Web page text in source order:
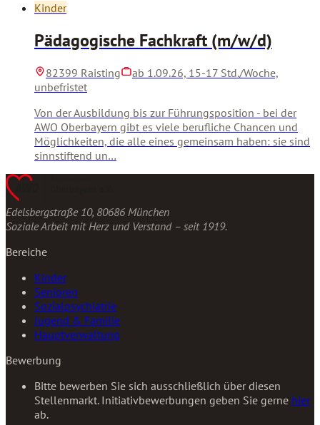
Kinder
Pädagogische Fachkraft (m/w/d)
82399 Raisting
ab 1.09.26, 15-17 Std./Woche,
unbefristet
Von der Ausbildung bis zur Führungsposition - bei der
AWO Oberbayern gibt es viele berufliche Chancen und
Möglichkeiten, die alle eines gemeinsam haben: sie sind
sinnstiftend un…
Edelsbergstraße 10, 80686 München
Soziale Arbeit mit Herz und Verstand – seit 1919.
Bereiche
Kinder
Senioren
Sozialpsychiatrie
Jugend & Familie
Hauptverwaltung
Bewerbung
Bitte bewerben Sie sich ausschließlich über diesen
Stellenmarkt. Initiativbewerbungen geben Sie gerne hier
ab.